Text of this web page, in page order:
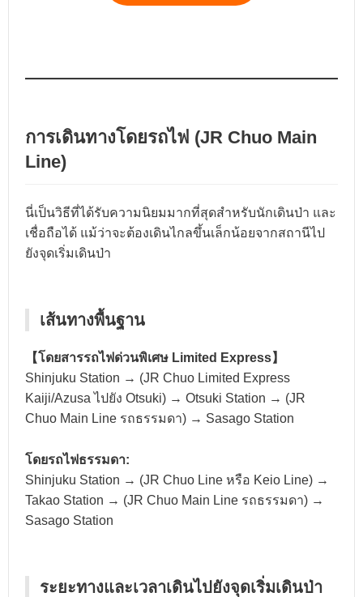
การเดินทางโดยรถไฟ (JR Chuo Main
Line)
นี่เป็นวิธีที่ได้รับความนิยมมากที่สุดสำหรับนักเดินป่า และ
เชื่อถือได้ แม้ว่าจะต้องเดินไกลขึ้นเล็กน้อยจากสถานีไป
ยังจุดเริ่มเดินป่า
เส้นทางพื้นฐาน
【โดยสารรถไฟด่วนพิเศษ Limited Express】
Shinjuku Station → (JR Chuo Limited Express
Kaiji/Azusa ไปยัง Otsuki) → Otsuki Station → (JR
Chuo Main Line รถธรรมดา) → Sasago Station
โดยรถไฟธรรมดา:
Shinjuku Station → (JR Chuo Line หรือ Keio Line) →
Takao Station → (JR Chuo Main Line รถธรรมดา) →
Sasago Station
ระยะทางและเวลาเดินไปยังจุดเริ่มเดินป่า